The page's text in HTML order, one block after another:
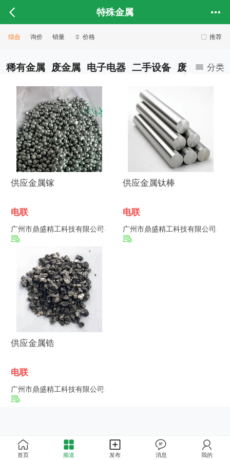
特殊金属
推荐
综合 询价 销量 价格
分类
稀有金属 废金属 电子电器 二手设备 废塑料 废
供应金属镓
电联
广州市鼎盛精工科技有限公司
供应金属钛棒
电联
广州市鼎盛精工科技有限公司
供应金属锆
电联
广州市鼎盛精工科技有限公司
首页 频道 发布 消息 我的